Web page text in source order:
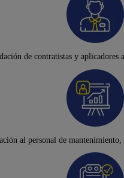
de contratistas y aplicadores
al personal de